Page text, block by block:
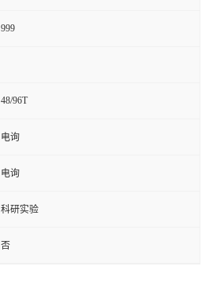
999
48/96T
电询
电询
科研实验
否